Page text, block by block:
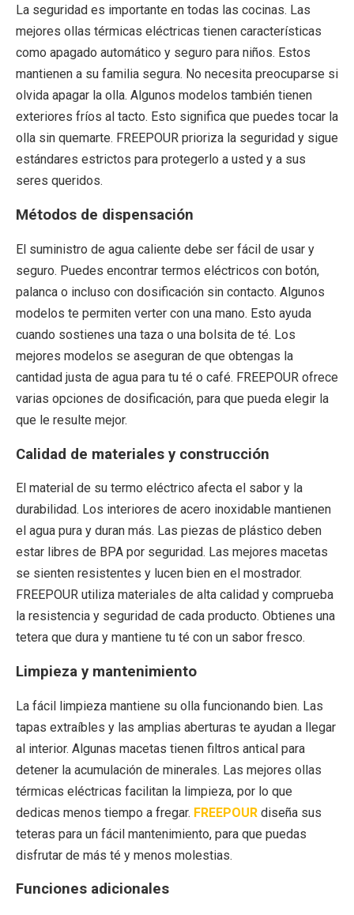
La seguridad es importante en todas las cocinas. Las
mejores ollas térmicas eléctricas tienen características
como apagado automático y seguro para niños. Estos
mantienen a su familia segura. No necesita preocuparse si
olvida apagar la olla. Algunos modelos también tienen
exteriores fríos al tacto. Esto significa que puedes tocar la
olla sin quemarte. FREEPOUR prioriza la seguridad y sigue
estándares estrictos para protegerlo a usted y a sus
seres queridos.
Métodos de dispensación
El suministro de agua caliente debe ser fácil de usar y
seguro. Puedes encontrar termos eléctricos con botón,
palanca o incluso con dosificación sin contacto. Algunos
modelos te permiten verter con una mano. Esto ayuda
cuando sostienes una taza o una bolsita de té. Los
mejores modelos se aseguran de que obtengas la
cantidad justa de agua para tu té o café. FREEPOUR ofrece
varias opciones de dosificación, para que pueda elegir la
que le resulte mejor.
Calidad de materiales y construcción
El material de su termo eléctrico afecta el sabor y la
durabilidad. Los interiores de acero inoxidable mantienen
el agua pura y duran más. Las piezas de plástico deben
estar libres de BPA por seguridad. Las mejores macetas
se sienten resistentes y lucen bien en el mostrador.
FREEPOUR utiliza materiales de alta calidad y comprueba
la resistencia y seguridad de cada producto. Obtienes una
tetera que dura y mantiene tu té con un sabor fresco.
Limpieza y mantenimiento
La fácil limpieza mantiene su olla funcionando bien. Las
tapas extraíbles y las amplias aberturas te ayudan a llegar
al interior. Algunas macetas tienen filtros antical para
detener la acumulación de minerales. Las mejores ollas
térmicas eléctricas facilitan la limpieza, por lo que
dedicas menos tiempo a fregar. FREEPOUR diseña sus
teteras para un fácil mantenimiento, para que puedas
disfrutar de más té y menos molestias.
Funciones adicionales